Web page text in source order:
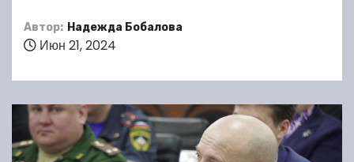
Автор: Надежда Бобалова
Июн 21, 2024